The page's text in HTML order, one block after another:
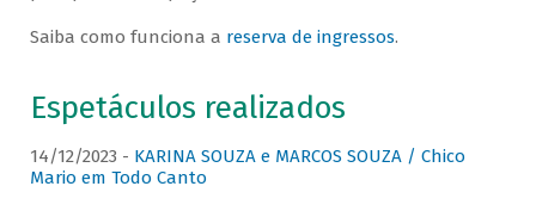
Saiba como funciona a reserva de ingressos.
Espetáculos realizados
14/12/2023 - KARINA SOUZA e MARCOS SOUZA / Chico
Mario em Todo Canto